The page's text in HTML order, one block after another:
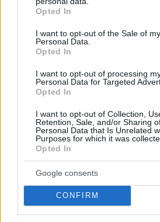
grant or deny consent to Google and
use your data for below specified
consent section.
Opted In
I want to opt-out of the Sale of my
Personal Data.
Opted In
I want to opt-out of processing
Personal Data for Targeted
Opted In
I want to opt-out of Collection,
Retention, Sale, and/or Sharing
Personal Data that Is Unrelated
Purposes for which it was
Opted In
Google consents
CONFIRM